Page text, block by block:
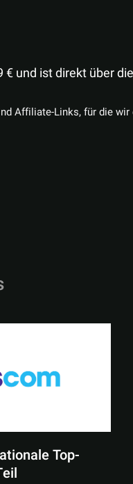
€ und ist direkt über
Affiliate-Links, für die
Top-